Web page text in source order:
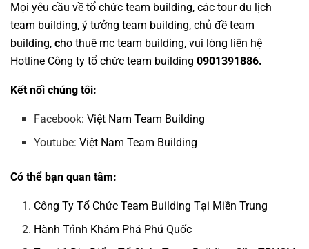
Mọi yêu cầu về tổ chức team building, các tourdu lịch
team building, ý tưởng team building, chủ đề team
building, cho thuê mc team building, vui lòng liên hệ
Hotline Công ty tổ chức team building 0901391886.
Kết nối chúng tôi:
Facebook:Việt Nam Team Building
Youtube:Việt Nam Team Building
Có thể bạn quan tâm:
Công Ty Tổ Chức Team Building Tại Miền Trung
Hành Trình Khám Phá Phú Quốc